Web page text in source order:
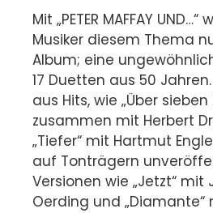
Mit „PETER MAFFAY
Musiker diesem Thema
Album; eine
17 Duetten aus 50
aus Hits, wie „Über sieben
zusammen mit Herbert
„Tiefer“ mit Hartmut
auf Tonträgern
Versionen wie „Jetzt“ mit
Oerding und „Diamante“